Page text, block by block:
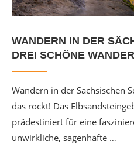
WANDERN IN DER
DREI SCHÖNE
Wandern in der Sächsischen
das rockt! Das
prädestiniert für eine
unwirkliche, sagenhafte …